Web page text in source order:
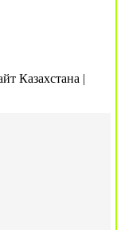
Казахстана |